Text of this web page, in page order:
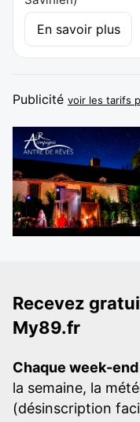
En savoir plus
Publicité voir les tarifs
Recevez
My89.fr
Chaque week-end
la semaine, la
(désinscription